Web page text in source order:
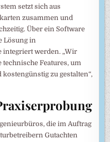
setzt sich aus
zusammen und
Über ein Software
Lösung in
integriert werden. „Wir
Features, um
zu gestalten“,
die im Auftrag
Gutachten